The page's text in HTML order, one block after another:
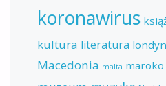
koronawirus
kultura literatura londyn
Macedonia malta maroko